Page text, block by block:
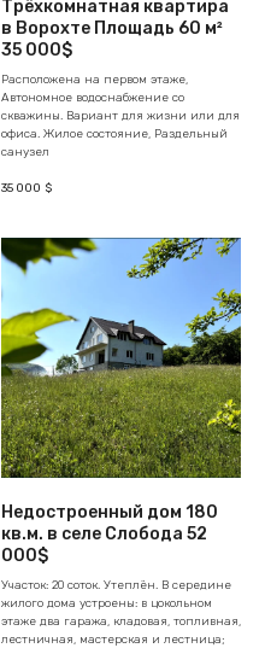
Трёхкомнатная квартира
в Ворохте Площадь 60 м²
35 000$
Расположена на первом этаже,
Автономное водоснабжение со
скважины. Вариант для жизни или для
офиса. Жилое состояние, Раздельный
санузел
35 000 $
Недостроенный дом 180
кв.м. в селе Слобода 52
000$
Участок: 20 соток. Утеплён. В середине
жилого дома устроены: в цокольном
этаже два гаража, кладовая, топливная,
лестничная, мастерская и лестница;